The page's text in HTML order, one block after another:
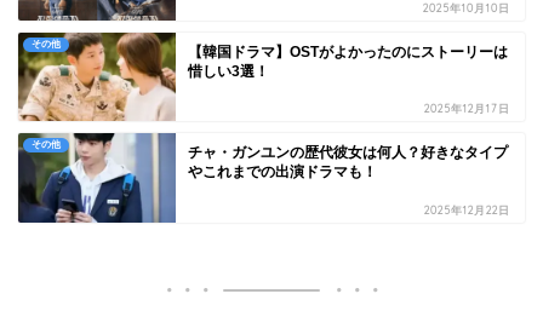
2025年10月10日
その他
【韓国ドラマ】OSTがよかったのにストーリーは
惜しい3選！
2025年12月17日
その他
チャ・ガンユンの歴代彼女は何人？好きなタイプ
やこれまでの出演ドラマも！
2025年12月22日